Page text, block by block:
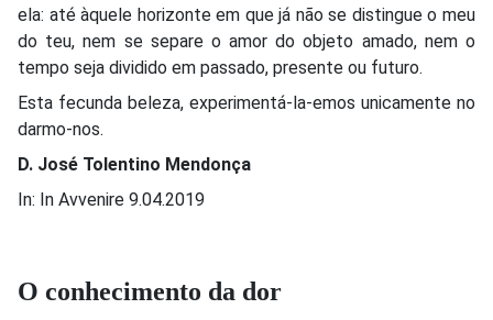
ela: até àquele horizonte em que já não se distingue o meu
do teu, nem se separe o amor do objeto amado, nem o
tempo seja dividido em passado, presente ou futuro.
Esta fecunda beleza, experimentá-la-emos unicamente no
darmo-nos.
D. José Tolentino Mendonça
In: In Avvenire 9.04.2019
O conhecimento da dor